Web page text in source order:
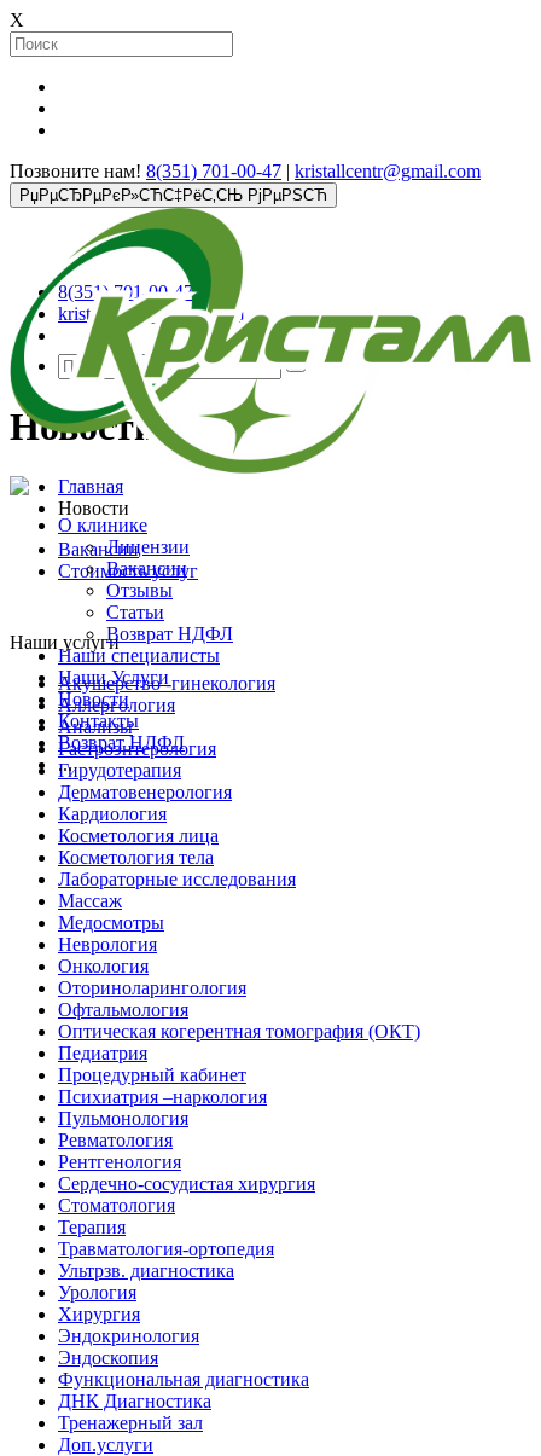
X
Позвоните нам! 8(351) 701-00-47 | kristallcentr@gmail.com
РџРµСЂРµРєР»СЋС‡РёС‚СЊ РјРµРЅСЋ
О клинике
Лицензии
Вакансии
Отзывы
Статьи
Возврат НДФЛ
Наши специалисты
Наши Услуги
Новости
Контакты
Возврат НДФЛ
...
8(351) 701-00-47
kristallcentr@gmail.com
Новости
Главная
Новости
Вакансии
Стоимость услуг
Наши услуги
Акушерство -гинекология
Аллергология
Анализы
Гастроэнтерология
Гирудотерапия
Дерматовенерология
Кардиология
Косметология лица
Косметология тела
Лабораторные исследования
Массаж
Медосмотры
Неврология
Онкология
Оториноларингология
Офтальмология
Оптическая когерентная томография (ОКТ)
Педиатрия
Процедурный кабинет
Психиатрия –наркология
Пульмонология
Ревматология
Рентгенология
Сердечно-сосудистая хирургия
Стоматология
Терапия
Травматология-ортопедия
Ультрзв. диагностика
Урология
Хирургия
Эндокринология
Эндоскопия
Функциональная диагностика
ДНК Диагностика
Тренажерный зал
Доп.услуги